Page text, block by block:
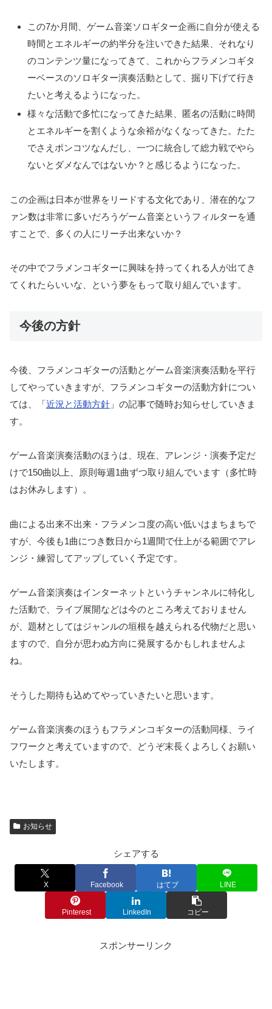
この7か月間、ゲーム音楽ソロギター企画に自分が使える
時間とエネルギーの約半分を注いできた結果、それなり
のコンテンツ量になってきて、これからフラメンコギタ
ーベースのソロギター演奏活動として、掘り下げて行き
たいと考えるようになった。
様々な活動で多忙になってきた結果、匿名の活動に時間
とエネルギーを割くような余裕がなくなってきた。たた
でさえポンコツなんだし、一つに統合して総力戦でやら
ないとダメなんではないか？と感じるようになった。
この企画は日本が世界をリードする文化であり、潜在的なフ
ァン数は非常に多いだろうゲーム音楽というフィルターを通
すことで、多くの人にリーチ出来ないか？
その中でフラメンコギターに興味を持ってくれる人が出てき
てくれたらいいな、という夢をもって取り組んでいます。
今後の方針
今後、フラメンコギターの活動とゲーム音楽演奏活動を平行
してやっていきますが、フラメンコギターの活動方針につい
ては、「近況と活動方針 」の記事で随時お知らせしていきま
す。
ゲーム音楽演奏活動のほうは、現在、アレンジ・演奏予定だ
けで150曲以上、原則毎週1曲ずつ取り組んでいます（多忙時
はお休みします）。
曲による出来不出来・フラメンコ度の高い低いはまちまちで
すが、今後も1曲につき数日から1週間で仕上がる範囲でアレ
ンジ・練習してアップしていく予定です。
ゲーム音楽演奏はインターネットというチャンネルに特化し
た活動で、ライブ展開などは今のところ考えておりません
が、題材としてはジャンルの垣根を越えられる代物だと思い
ますので、自分が思わぬ方向に発展するかもしれませんよ
ね。
そうした期待も込めてやっていきたいと思います。
ゲーム音楽演奏のほうもフラメンコギターの活動同様、ライ
フワークと考えていますので、どうぞ末長くよろしくお願い
いたします。
お知らせ
シェアする
X Facebook はてブ LINE
Pinterest LinkedIn コピー
スポンサーリンク